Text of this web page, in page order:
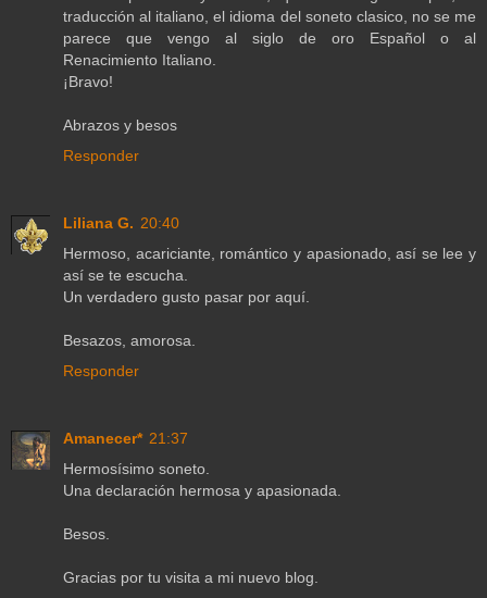
traducción al italiano, el idioma del soneto clasico, no se me
parece que vengo al siglo de oro Español o al
Renacimiento Italiano.
¡Bravo!
Abrazos y besos
Responder
Liliana G. 20:40
Hermoso, acariciante, romántico y apasionado, así se lee y
así se te escucha.
Un verdadero gusto pasar por aquí.
Besazos, amorosa.
Responder
Amanecer* 21:37
Hermosísimo soneto.
Una declaración hermosa y apasionada.
Besos.
Gracias por tu visita a mi nuevo blog.